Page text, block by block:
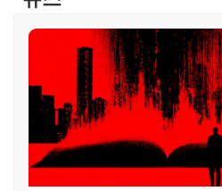
합니다. 정기적인 감사와 다중 클
HashPack 생태계의 전반적인 강
HashPack이 논란이나 위험
HashPack은 주로 플랫폼의 보안
범위한 도전과제와 관련된 몇 가
HashPack에 직접적으로 영향을
은 없었지만, 이 프로젝트는 스마
니티 거버넌스 분쟁과 같은 위험에
영되고 있습니다. 이러한 위험을